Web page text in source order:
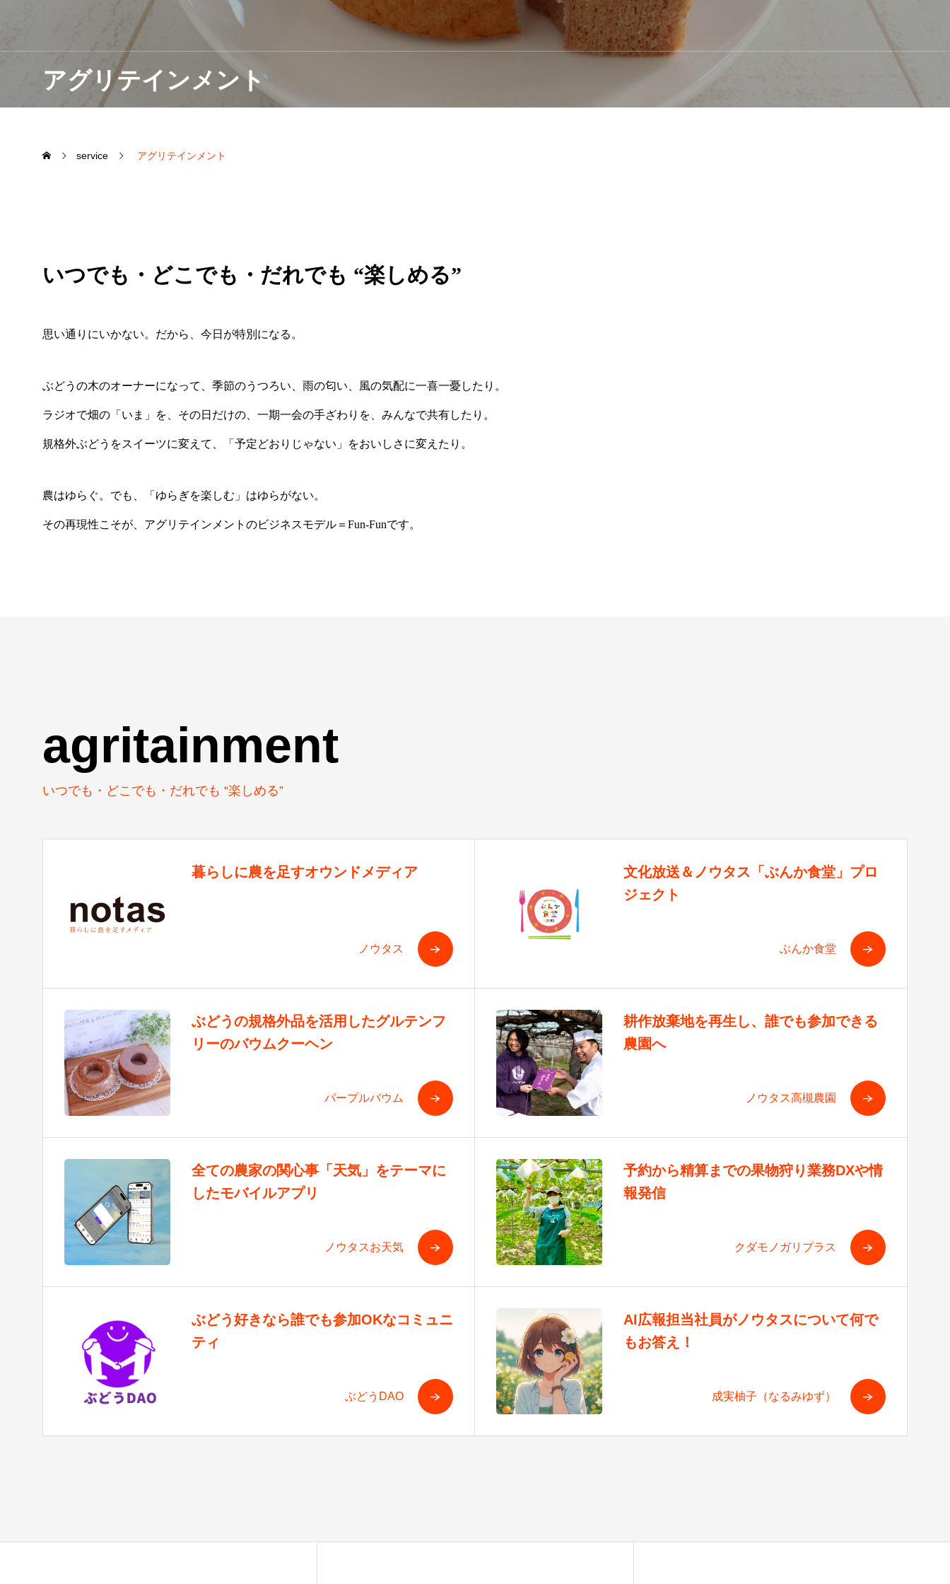
アグリテインメント
service アグリテインメント
いつでも・どこでも・だれでも “楽しめる”
思い通りにいかない。だから、今日が特別になる。
ぶどうの木のオーナーになって、季節のうつろい、雨の匂い、風の気配に一喜一憂したり。
ラジオで畑の「いま」を、その日だけの、一期一会の手ざわりを、みんなで共有したり。
規格外ぶどうをスイーツに変えて、「予定どおりじゃない」をおいしさに変えたり。
農はゆらぐ。でも、「ゆらぎを楽しむ」はゆらがない。
その再現性こそが、アグリテインメントのビジネスモデル＝Fun-Funです。
agritainment
いつでも・どこでも・だれでも “楽しめる”
暮らしに農を足すオウンドメディア
ノウタス
文化放送＆ノウタス「ぶんか食堂」プロ
ジェクト
ぶんか食堂
ぶどうの規格外品を活用したグルテンフ
リーのバウムクーヘン
パープルバウム
耕作放棄地を再生し、誰でも参加できる
農園へ
ノウタス高槻農園
全ての農家の関心事「天気」をテーマに
したモバイルアプリ
ノウタスお天気
予約から精算までの果物狩り業務DXや情
報発信
クダモノガリプラス
ぶどう好きなら誰でも参加OKなコミュニ
ティ
ぶどうDAO
AI広報担当社員がノウタスについて何で
もお答え！
成実柚子（なるみゆず）